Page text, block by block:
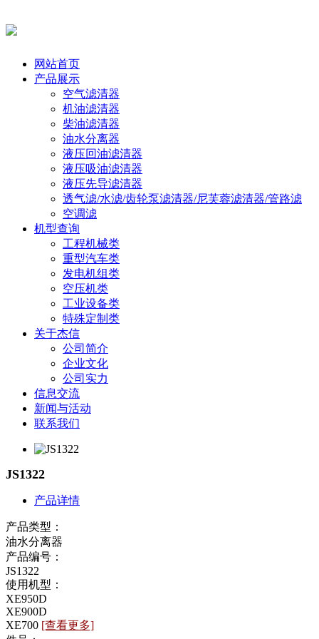
网站首页
产品展示
空气滤清器
机油滤清器
柴油滤清器
油水分离器
液压回油滤清器
液压吸油滤清器
液压先导滤清器
透气滤/水滤/齿轮泵滤清器/尼芙蓉滤清器/管路滤
空调滤
机型查询
工程机械类
重型汽车类
发电机组类
空压机类
工业设备类
特殊定制类
关于杰信
公司简介
企业文化
公司实力
信息交流
新闻与活动
联系我们
JS1322
产品详情
产品类型：
油水分离器
产品编号：
JS1322
使用机型：
XE950D
XE900D
XE700 [查看更多]